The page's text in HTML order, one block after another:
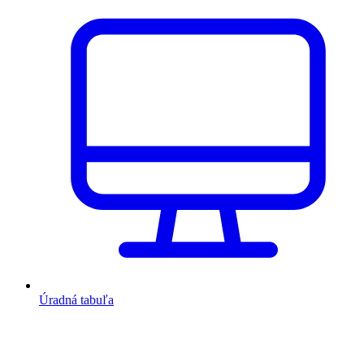
Úradná tabuľa